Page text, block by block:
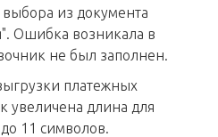
из документа
Ошибка возникала в
не был заполнен.
платежных
увеличена длина для
11 символов.